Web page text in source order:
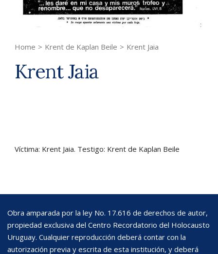
Home > Krent de Kaplan Beile > Krent Jaia
Krent Jaia
Víctima: Krent Jaia. Testigo: Krent de Kaplan Beile
Obra amparada por la ley No. 17.616 de derechos de autor,
propiedad exclusiva del Centro Recordatorio del Holocausto
Uruguay. Cualquier reproducción deberá contar con la
autorización previa y escrita de esta institución, y deberá